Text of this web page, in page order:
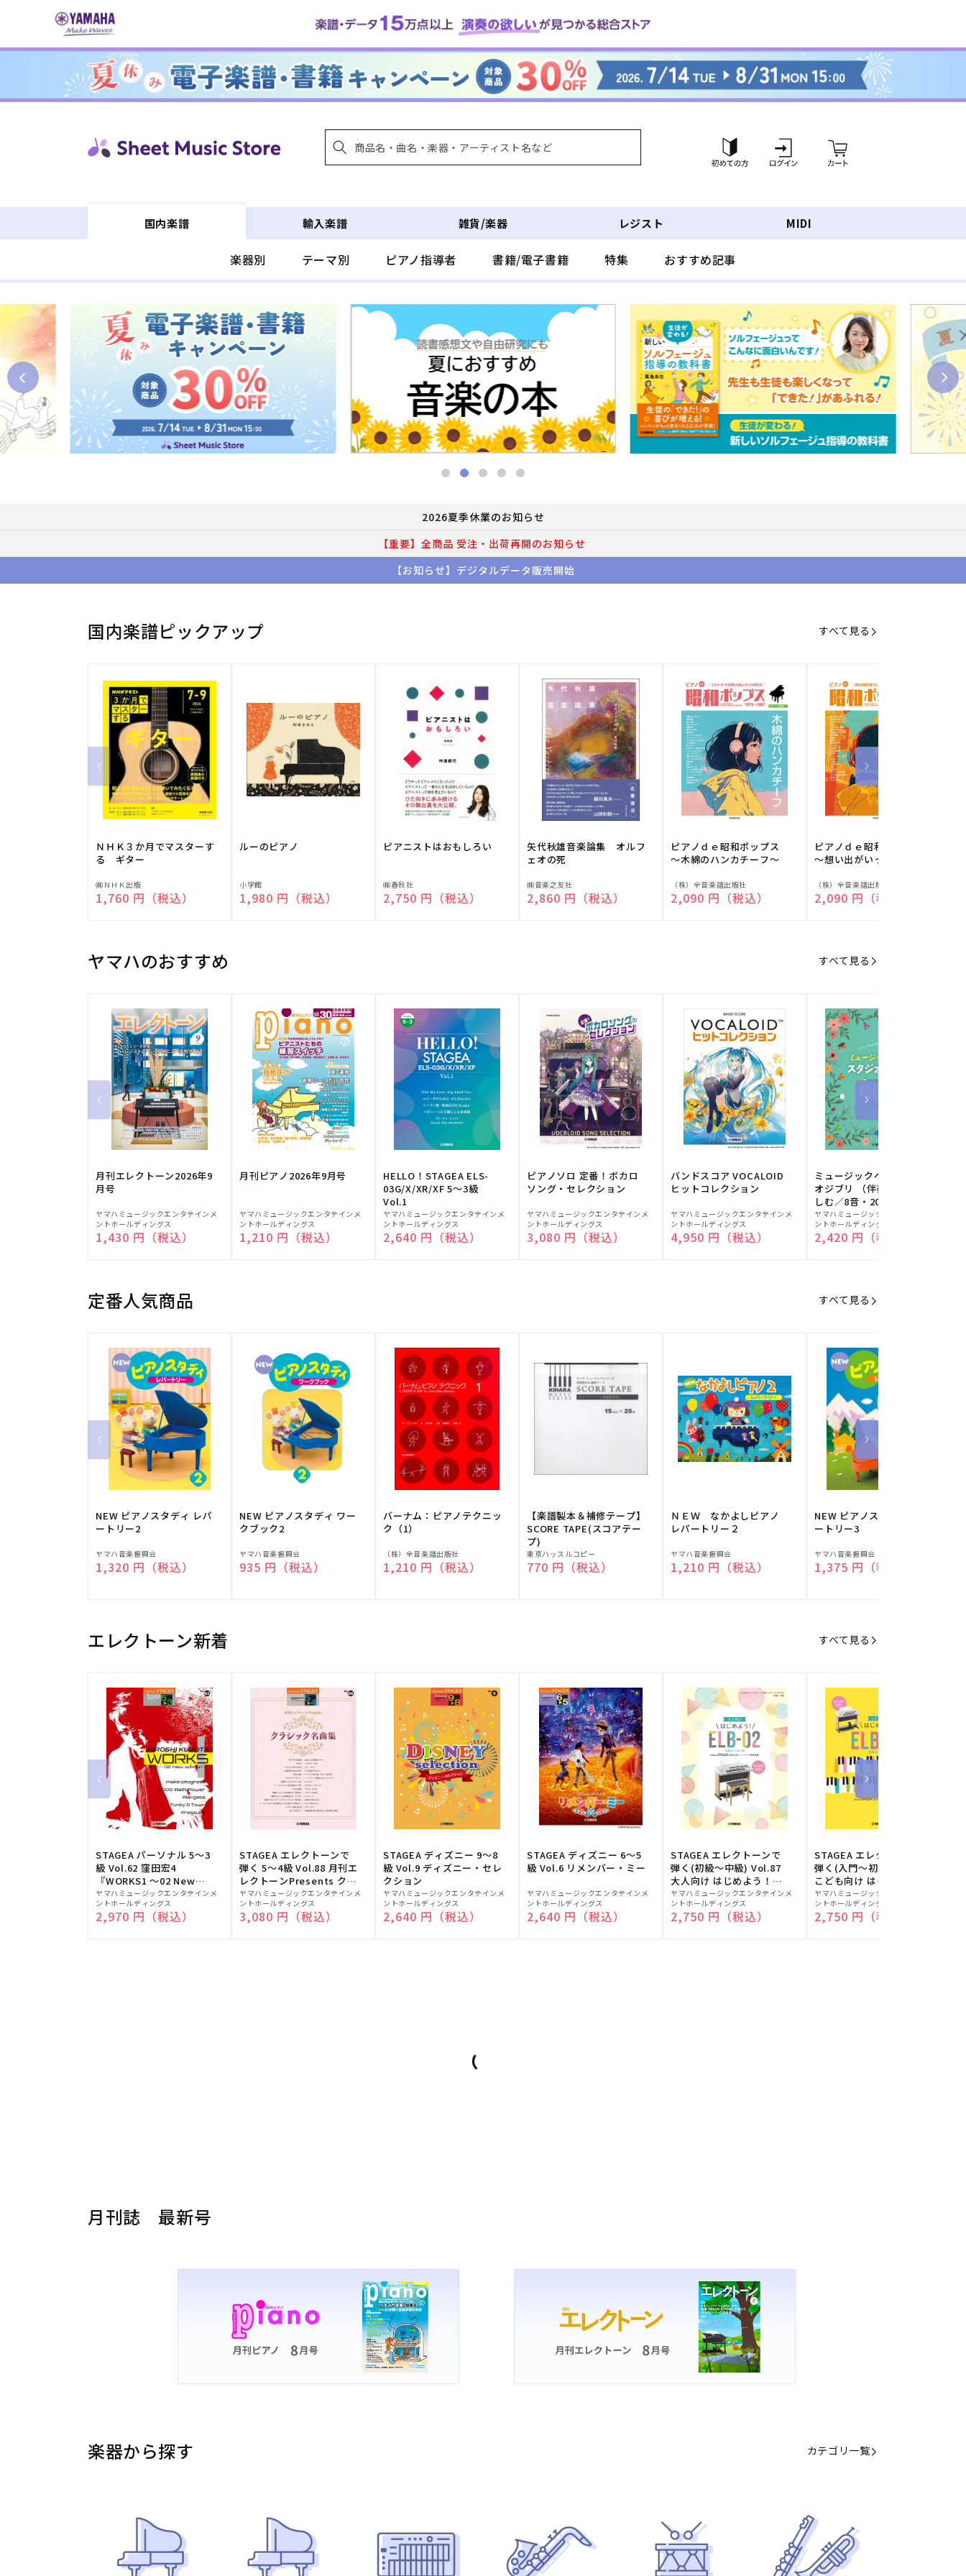
ンツに
グ
イ
ー
ト
国内楽譜
楽器別 テーマ別 ピアノ指導者 書籍/電子書籍 特集 おすすめ記事
輸入楽譜 雑貨/楽器 レジスト MIDI
2026夏季休業のお知らせ
【重要】全商品 受注・出荷再開のお知らせ
【お知らせ】デジタルデータ販売開始
国内楽譜ピックアップ すべて見る
ＮＨＫ３か月でマスターす
る ギター
販
売
㈱ＮＨＫ出版
通常価格
1,760 円（税込）
ルーのピアノ
販
売
小学館
通常価格
1,980 円（税込）
ピアニストはおもしろい
販
売
㈱春秋社
通常価格
2,750 円（税込）
矢代秋雄音楽論集 オルフ
ェオの死
販
売
㈱音楽之友社
通常価格
2,860 円（税込）
ピアノｄｅ昭和ポップス
～木綿のハンカチーフ～
販
売
（株）全音楽譜出版社
通常価格
2,090 円（税込）
ピアノｄｅ昭和ポップス
～想い出がいっぱい～
販
売
（株）全音楽譜出版社
通常価格
2,090 円（税込）
ヤマハのおすすめ すべて見る
月刊エレクトーン2026年9
月号
販
売
元:
ヤマハミュージックエンタテインメ
ントホールディングス
通常価格
1,430 円（税込）
月刊ピアノ2026年9月号
販
売
元:
ヤマハミュージックエンタテインメ
ントホールディングス
通常価格
1,210 円（税込）
HELLO！STAGEA ELS-
03G/X/XR/XF 5～3級
Vol.1
販
売
元:
ヤマハミュージックエンタテインメ
ントホールディングス
通常価格
2,640 円（税込）
ピアノソロ 定番！ボカロ
ソング・セレクション
販
売
元:
ヤマハミュージックエンタテインメ
ントホールディングス
通常価格
3,080 円（税込）
バンドスコア VOCALOID
ヒットコレクション
販
売
元:
ヤマハミュージックエンタテインメ
ントホールディングス
通常価格
4,950 円（税込）
ミュージックベルでスタジ
オジブリ （伴奏音源と楽
しむ／8音・20音ベル対応
／ドレミふりがな付）
販
売
元:
ヤマハミュージックエンタテインメ
ントホールディングス
通常価格
2,420 円（税込）
定番人気商品 すべて見る
NEW ピアノスタディ レパ
ートリー2
販
売
ヤマハ音楽振興会
通常価格
1,320 円（税込）
NEW ピアノスタディ ワー
クブック2
販
売
ヤマハ音楽振興会
通常価格
935 円（税込）
バーナム：ピアノテクニッ
ク（1）
販
売
（株）全音楽譜出版社
通常価格
1,210 円（税込）
【楽譜製本＆補修テープ】
SCORE TAPE(スコアテー
プ)
販
売
東京ハッスルコピー
通常価格
770 円（税込）
ＮＥＷ なかよしピアノ
レパートリー２
販
売
ヤマハ音楽振興会
通常価格
1,210 円（税込）
NEW ピアノスタディ レパ
ートリー3
販
売
ヤマハ音楽振興会
通常価格
1,375 円（税込）
エレクトーン新着 すべて見る
STAGEA パーソナル 5～3
級 Vol.62 窪田宏4
『WORKS1 ～02 New
edition～』
販
売
元:
ヤマハミュージックエンタテインメ
ントホールディングス
通常価格
2,970 円（税込）
STAGEA エレクトーンで
弾く 5～4級 Vol.88 月刊エ
レクトーンPresents クラ
シック名曲集
販
売
元:
ヤマハミュージックエンタテインメ
ントホールディングス
通常価格
3,080 円（税込）
STAGEA ディズニー 9～8
級 Vol.9 ディズニー・セレ
クション
販
売
元:
ヤマハミュージックエンタテインメ
ントホールディングス
通常価格
2,640 円（税込）
STAGEA ディズニー 6～5
級 Vol.6 リメンバー・ミー
販
売
元:
ヤマハミュージックエンタテインメ
ントホールディングス
通常価格
2,640 円（税込）
STAGEA エレクトーンで
弾く(初級～中級) Vol.87
大人向け はじめよう！
ELB-02(楽器のトリセツ
付)
販
売
元:
ヤマハミュージックエンタテインメ
ントホールディングス
通常価格
2,750 円（税込）
STAGEA エレクトーンで
弾く(入門～初級) Vol.86
こども向け はじめよう！
ELB-02(楽器のトリセツ
付)
販
売
元:
ヤマハミュージックエンタテインメ
ントホールディングス
通常価格
2,750 円（税込）
月刊誌 最新号
楽器から探す カテゴリ一覧